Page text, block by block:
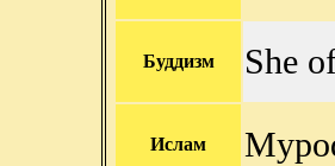
Буддизм She
Ислам